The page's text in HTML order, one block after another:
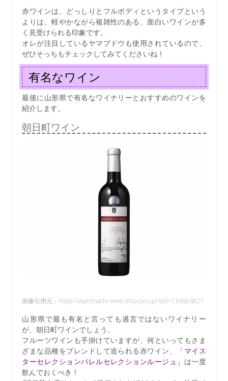
赤ワインは、どっしりとフルボディというタイプという
よりは、軽やかながら複雑性のある、面白いワインが多
く見受けられる印象です。
オレが注目しているヤマブドウも使用されているので、
ぜひそっちもチェックしてみてくださいね！
有名なワイン
最後に山形県で有名なワイナリーとおすすめのワインを
紹介します。
朝日町ワイン
画像引用元：https://asahimachi-wine.shop-pro.jp/?pid=134604827
山形県で最も有名と言っても過言ではないワイナリー
が、朝日町ワインでしょう。
フルーツワインも手掛けていますが、何といってもさま
ざまな品種をブレンドして造られる赤ワイン、
「マイス
ターセレクションバレルセレクションルージュ」 は一度
飲んでおくべき！